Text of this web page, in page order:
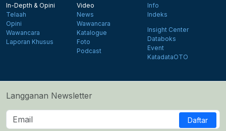
In-Depth & Opini
Telaah
Opini
Wawancara
Laporan Khusus
Video
News
Wawancara
Katalogue
Foto
Podcast
Info
Indeks
Insight Center
Databoks
Event
KatadataOTO
Langganan Newsletter
Daftar